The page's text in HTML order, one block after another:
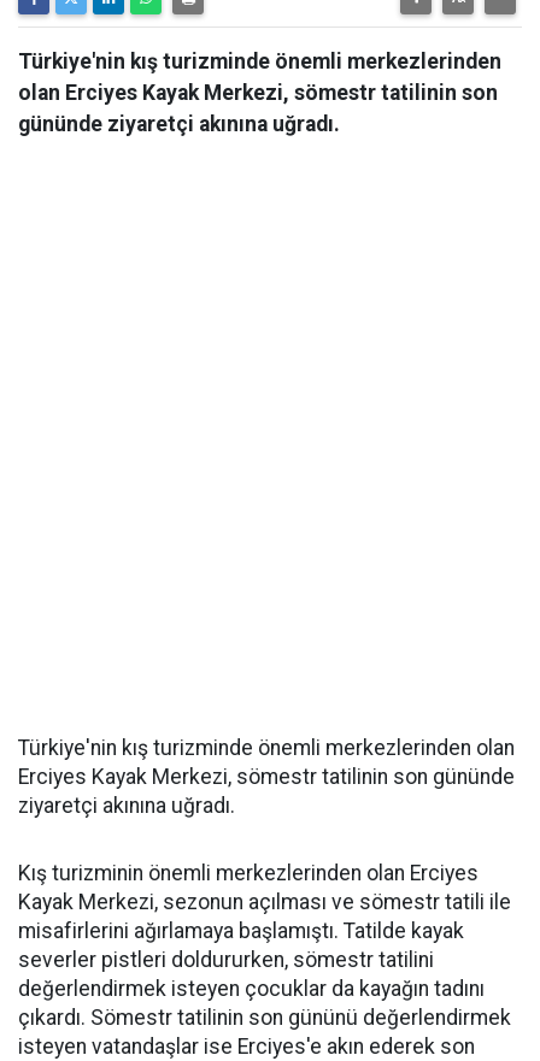
Türkiye'nin kış turizminde önemli merkezlerinden
olan Erciyes Kayak Merkezi, sömestr tatilinin son
gününde ziyaretçi akınına uğradı.
Türkiye'nin kış turizminde önemli merkezlerinden olan
Erciyes Kayak Merkezi, sömestr tatilinin son gününde
ziyaretçi akınına uğradı.
Kış turizminin önemli merkezlerinden olan Erciyes
Kayak Merkezi, sezonun açılması ve sömestr tatili ile
misafirlerini ağırlamaya başlamıştı. Tatilde kayak
severler pistleri doldururken, sömestr tatilini
değerlendirmek isteyen çocuklar da kayağın tadını
çıkardı. Sömestr tatilinin son gününü değerlendirmek
isteyen vatandaşlar ise Erciyes'e akın ederek son